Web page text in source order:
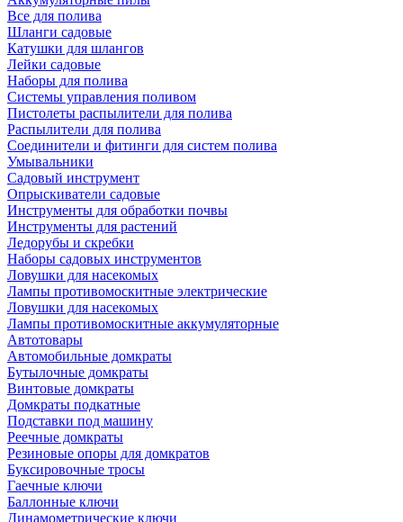
Все для полива
Шланги садовые
Катушки для шлангов
Лейки садовые
Наборы для полива
Системы управления поливом
Пистолеты распылители для полива
Распылители для полива
Соединители и фитинги для систем полива
Умывальники
Садовый инструмент
Опрыскиватели садовые
Инструменты для обработки почвы
Инструменты для растений
Ледорубы и скребки
Наборы садовых инструментов
Ловушки для насекомых
Лампы противомоскитные электрические
Ловушки для насекомых
Лампы противомоскитные аккумуляторные
Автотовары
Автомобильные домкраты
Бутылочные домкраты
Винтовые домкраты
Домкраты подкатные
Подставки под машину
Реечные домкраты
Резиновые опоры для домкратов
Буксировочные тросы
Гаечные ключи
Баллонные ключи
Динамометрические ключи